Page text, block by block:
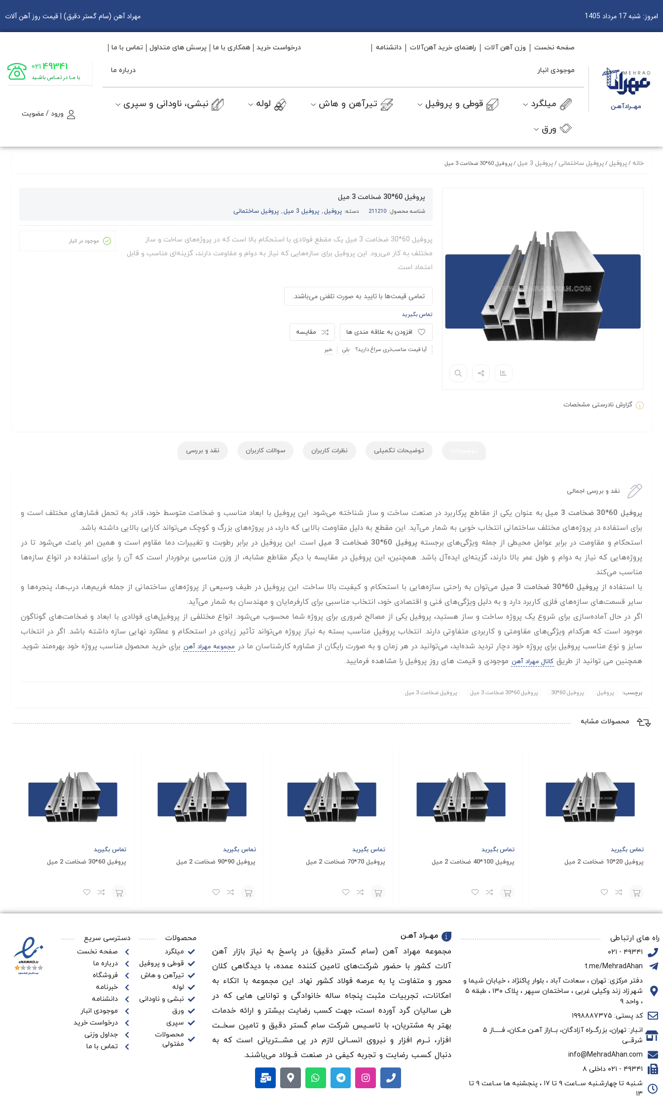
امروز: شنبه 17 مرداد 1405 مهراد آهن (سام گستر دقیق) | قیمت روز آهن آلات
مهــرادآهـن
صفحه نخست وزن آهن آلات راهنمای خرید آهن‌آلات دانشنامه
موجودی انبار
درخواست خرید همکاری با ما پرسش های متداول تماس با ما
درباره ما
میلگرد قوطی و پروفیل تیرآهن و هاش لوله نبشی، ناودانی و سپری
ورق
49341
021
با مـا در تمـاس باشـید
ورود / عضویت
خانه /پروفیل /پروفیل ساختمانی /پروفیل 3 میل / پروفیل 60*30 ضخامت 3 میل
گزارش نادرستی مشخصات
پروفیل 60*30 ضخامت 3 میل
شناسه محصول: 211210 دسته: پروفیل, پروفیل 3 میل , پروفیل ساختمانی
پروفیل 60*30 ضخامت 3 میل یک مقطع فولادی با استحکام بالا است که در پروژه‌های ساخت و ساز
مختلف به کار می‌رود. این پروفیل برای سازه‌هایی که نیاز به دوام و مقاومت دارند، گزینه‌ای مناسب و قابل
اعتماد است.
تمامی قیمت‌ها با تایید به صورت تلفنی می‌باشند.
تماس بگیرید
مقایسه افزودن به علاقه مندی ها
آیا قیمت مناسب‌تری سراغ دارید؟ بلی خیر
موجود در انبار
توضیحات تکمیلی نظرات کاربران سوالات کاربران نقد و بررسی
نقد و بررسی اجمالی
پروفیل 60*30 ضخامت 3 میل
به عنوان یکی از مقاطع پرکاربرد در صنعت ساخت و ساز شناخته می‌شود. این پروفیل با ابعاد مناسب و ضخامت متوسط خود، قادر به تحمل فشارهای مختلف است و
برای استفاده در پروژه‌های مختلف ساختمانی انتخاب خوبی به شمار می‌آید. این مقطع به دلیل مقاومت بالایی که دارد، در پروژه‌های بزرگ و کوچک می‌تواند کارایی بالایی داشته باشد.
استحکام و مقاومت در برابر عوامل محیطی از جمله ویژگی‌های برجسته پروفیل 60*30 ضخامت 3 میل
است. این پروفیل در برابر رطوبت و تغییرات دما مقاوم است و همین امر باعث می‌شود تا در
پروژه‌هایی که نیاز به دوام و طول عمر بالا دارند، گزینه‌ای ایده‌آل باشد. همچنین، این پروفیل در مقایسه با دیگر مقاطع مشابه، از وزن مناسبی برخوردار است که آن را برای استفاده در انواع سازه‌ها
مناسب می‌کند.
با استفاده از پروفیل 60*30 ضخامت 3 میل
می‌توان به راحتی سازه‌هایی با استحکام و کیفیت بالا ساخت. این پروفیل در طیف وسیعی از پروژه‌های ساختمانی از جمله فریم‌ها، درب‌ها، پنجره‌ها و
سایر قسمت‌های سازه‌های فلزی کاربرد دارد و به دلیل ویژگی‌های فنی و اقتصادی خود، انتخاب مناسبی برای کارفرمایان و مهندسان به شمار می‌آید.
اگر در حال آماده‌سازی برای شروع یک پروژه ساخت‌ و ساز هستید، پروفیل یکی از مصالح ضروری برای پروژه شما محسوب می‌شود. انواع مختلفی از پروفیل‌های فولادی با ابعاد و ضخامت‌های گوناگون
موجود است که هرکدام ویژگی‌های مقاومتی و کاربردی متفاوتی دارند. انتخاب پروفیل مناسب بسته به نیاز پروژه می‌تواند تأثیر زیادی در استحکام و عملکرد نهایی سازه داشته باشد. اگر در انتخاب
سایز و نوع مناسب پروفیل برای پروژه خود دچار تردید شده‌اید، می‌توانید در هر زمان و به صورت رایگان از مشاوره کارشناسان ما در مجموعه مهراد آهن برای خرید محصول مناسب پروژه خود بهره‌مند شوید.
همچنین می توانید از طریق کانال مهراد آهن موجودی و قیمت های روز پروفیل را مشاهده فرمایید.
برچسب: پروفیل پروفیل 60*30 پروفیل 60*30 ضخامت 3 میل پروفیل ضخامت 3 میل
محصولات مشابه
تماس بگیرید
پروفیل 20*10 ضخامت 2 میل
سبد
تماس بگیرید
پروفیل 100*40 ضخامت 2 میل
سبد
تماس بگیرید
پروفیل 70*70 ضخامت 2 میل
تماس بگیرید
پروفیل 90*90 ضخامت 2 میل
تماس بگیرید
پروفیل 60*30 ضخامت 2 میل
سبد
راه های ارتباطی
۴۹۳۴۱ - ۰۲۱
t.me/MehradAhan
دفتر مرکزی: تهران ، سعادت آباد ، بلوار پاکنژاد ، خیابان شیما و
شهرزاد زند وکیلی غربی ، ساختمان سپهر ، پلاک ۱۳۰ ، طبقه ۵
، واحد ۹
کد پستی: ۱۹۹۸۸۸۷۳۷۵
انـبار: تهران، بزرگــراه آزادگان، بــاراز آهـن مـکان، فـــــاز ۵
شرقــی
info@MehradAhan.com
۴۹۳۴۱ - ۰۲۱ داخلی ۸
شـنبه تا چهارشـنبه ســاعت ۹ تا ۱۷ ، پنجشنبه ها سـاعت ۹ تا
۱۳
مهــراد آهـن
مجموعه مهراد آهن (سام گستر دقيق) در پاسخ به نیاز بازار آهن‌
آلات کشور با حضور شرکت‌های تامین کننده عمده، با دیدگاهی کلان
محور و متفاوت پا به عرصه فولاد کشور نهاد. این مجموعه با اتکاء به
امکانات، تجربیات مثبت پنجاه ساله خانوادگی و توانایی هایی که در
طی سالیان گرد آورده است، جهت کسب رضایت بیشتر و ارائه خدمات
بهتر به مشتریان، با تاسـیس شرکت سام گستر دقيق و تامین سخــت
افزار، نــرم افزار و نیروی انســانی لازم در پی مشـــتریانی است که به
دنبال کسـب رضایت و تجربه کیفی در صنعت فــولاد می‌باشنـد.
محصولات
میلگرد
قوطی و پروفیل
تیرآهن و هاش
لوله
نبشی و ناودانی
ورق
سپری
محصولات
مفتولی
دسترسی سریع
صفحه نخست
درباره ما
فروشگاه
خبرنامه
دانشنامه
موجودی انبار
درخواست خرید
جداول وزنی
تماس با ما